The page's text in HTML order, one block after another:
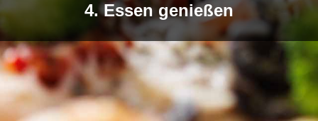
4. Essen genießen